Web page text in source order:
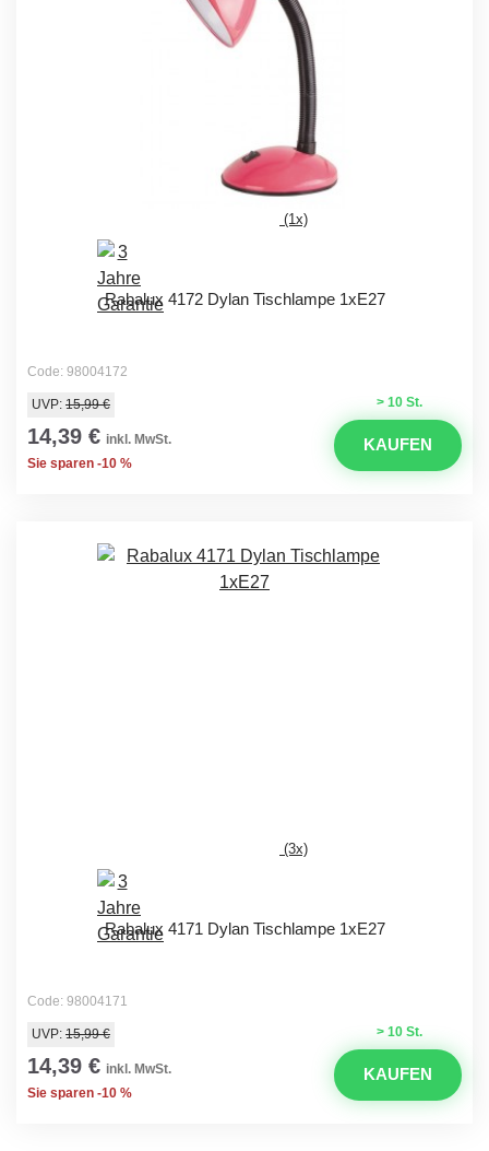
(1x)
Rabalux 4172 Dylan Tischlampe 1xE27
Code: 98004172
> 10 St.
UVP: 15,99 €
14,39 € inkl. MwSt.
Sie sparen -10 %
KAUFEN
(3x)
Rabalux 4171 Dylan Tischlampe 1xE27
Code: 98004171
> 10 St.
UVP: 15,99 €
14,39 € inkl. MwSt.
Sie sparen -10 %
KAUFEN